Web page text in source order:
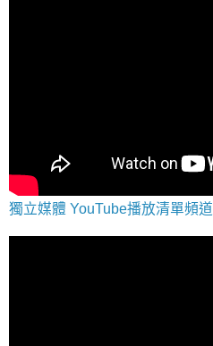
獨立媒體 YouTube播放清單頻道